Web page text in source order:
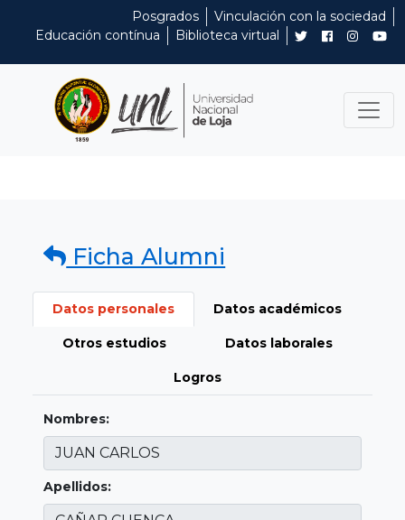
Posgrados
Vinculación con la sociedad
Educación contínua
Biblioteca virtual
Ficha Alumni
Datos personales Datos académicos
Otros estudios Datos laborales
Logros
Nombres:
Apellidos: